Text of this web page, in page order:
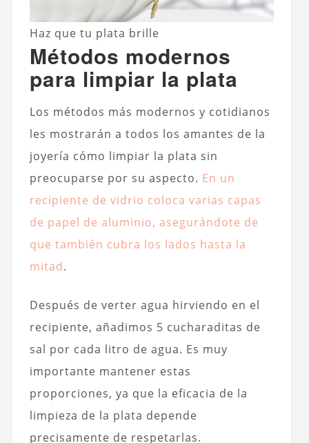
Haz que tu plata brille
Métodos modernos
para limpiar la plata
Los métodos más modernos y cotidianos
les mostrarán a todos los amantes de la
joyería cómo limpiar la plata sin
preocuparse por su aspecto. En un
recipiente de vidrio coloca varias capas
de papel de aluminio, asegurándote de
que también cubra los lados hasta la
mitad.
Después de verter agua hirviendo en el
recipiente, añadimos 5 cucharaditas de
sal por cada litro de agua. Es muy
importante mantener estas
proporciones, ya que la eficacia de la
limpieza de la plata depende
precisamente de respetarlas.